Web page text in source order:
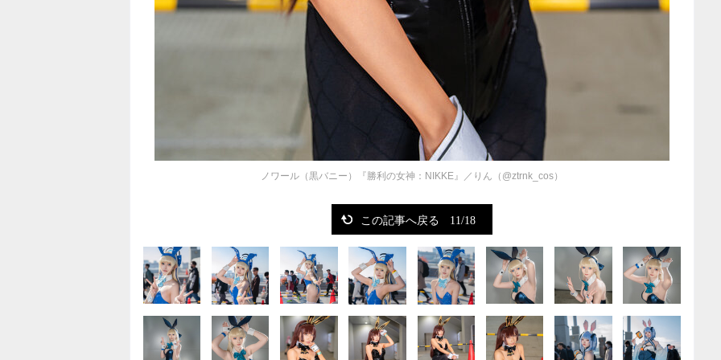
ノワール（黒バニー）『勝利の女神：NIKKE』／りん（@ztrnk_cos）
この記事へ戻る 11/18